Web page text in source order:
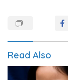
Read Also